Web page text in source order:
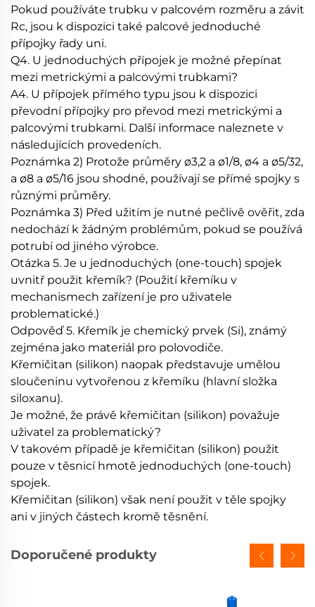
Pokud používáte trubku v palcovém rozměru a závit
Rc, jsou k dispozici také palcové jednoduché
přípojky řady uni.
Q4. U jednoduchých přípojek je možné přepínat
mezi metrickými a palcovými trubkami?
A4. U přípojek přímého typu jsou k dispozici
převodní přípojky pro převod mezi metrickými a
palcovými trubkami. Další informace naleznete v
následujících provedeních.
Poznámka 2) Protože průměry ø3,2 a ø1/8, ø4 a ø5/32,
a ø8 a ø5/16 jsou shodné, používají se přímé spojky s
různými průměry.
Poznámka 3) Před užitím je nutné pečlivě ověřit, zda
nedochází k žádným problémům, pokud se používá
potrubí od jiného výrobce.
Otázka 5. Je u jednoduchých (one-touch) spojek
uvnitř použit křemík? (Použití křemíku v
mechanismech zařízení je pro uživatele
problematické.)
Odpověď 5. Křemík je chemický prvek (Si), známý
zejména jako materiál pro polovodiče.
Křemičitan (silikon) naopak představuje umělou
sloučeninu vytvořenou z křemíku (hlavní složka
siloxanu).
Je možné, že právě křemičitan (silikon) považuje
uživatel za problematický?
V takovém případě je křemičitan (silikon) použit
pouze v těsnicí hmotě jednoduchých (one-touch)
spojek.
Křemičitan (silikon) však není použit v těle spojky
ani v jiných částech kromě těsnění.
Doporučené produkty